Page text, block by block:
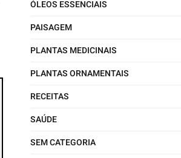
ÓLEOS ESSENCIAIS
PAISAGEM
PLANTAS MEDICINAIS
PLANTAS ORNAMENTAIS
RECEITAS
SAÚDE
SEM CATEGORIA